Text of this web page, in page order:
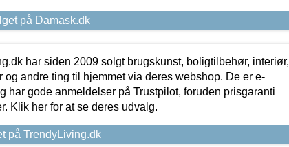
på Damask.dk
har siden 2009 solgt brugskunst, boligtilbehør, interiør,
og andre ting til hjemmet via deres webshop. De er e-
har gode anmeldelser på Trustpilot, foruden prisgaranti
Klik her for at se deres udvalg.
på TrendyLiving.dk